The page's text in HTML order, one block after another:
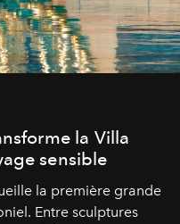
la Villa
sensible
la première grande
Entre sculptures